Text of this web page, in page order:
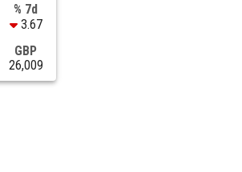
% 7d
3.67
GBP
26,009